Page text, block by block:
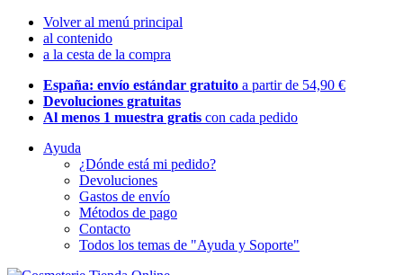
Volver al menú principal
al contenido
a la cesta de la compra
España: envío estándar gratuito a partir de 54,90 €
Devoluciones gratuitas
Al menos 1 muestra gratis con cada pedido
Ayuda
¿Dónde está mi pedido?
Devoluciones
Gastos de envío
Métodos de pago
Contacto
Todos los temas de "Ayuda y Soporte"